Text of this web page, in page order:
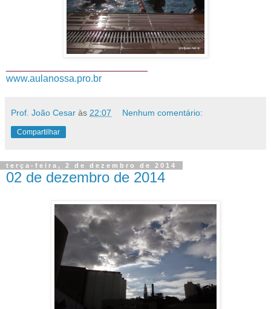
www.aulanossa.pro.br
Prof. João Cesar às 22:07 Nenhum comentário:
Compartilhar
terça-feira, 2 de dezembro de 2014
02 de dezembro de 2014